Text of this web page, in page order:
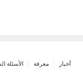
أخبار معرفة الأسئلة